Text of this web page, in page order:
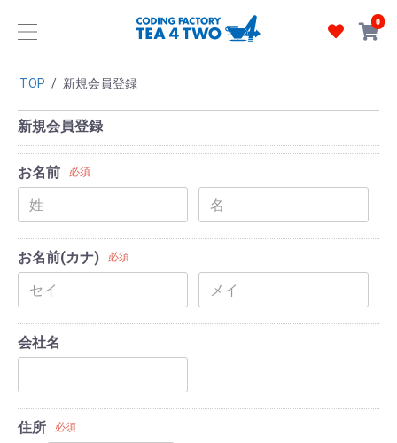
0
TOP / 新規会員登録
新規会員登録
お名前 必須
お名前(カナ) 必須
会社名
住所 必須